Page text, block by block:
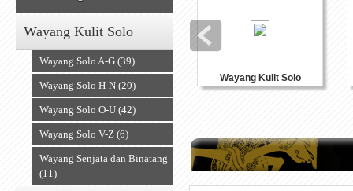
Wayang Kulit Solo
Wayang Solo A-G (39)
Wayang Solo H-N (20)
Wayang Solo O-U (42)
Wayang Solo V-Z (6)
Wayang Senjata dan Binatang
(11)
Wayang Kulit Solo